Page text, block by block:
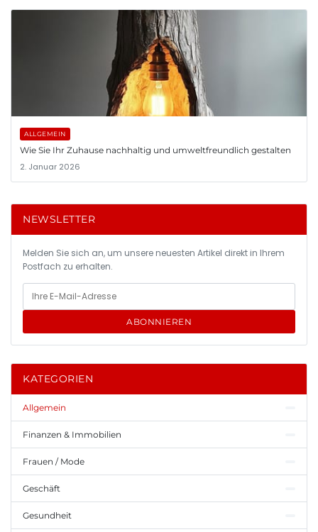
ALLGEMEIN
Wie Sie Ihr Zuhause nachhaltig und umweltfreundlich gestalten
2. Januar 2026
NEWSLETTER
Melden Sie sich an, um unsere neuesten Artikel direkt in Ihrem
Postfach zu erhalten.
ABONNIEREN
KATEGORIEN
Allgemein
Finanzen & Immobilien
Frauen / Mode
Geschäft
Gesundheit